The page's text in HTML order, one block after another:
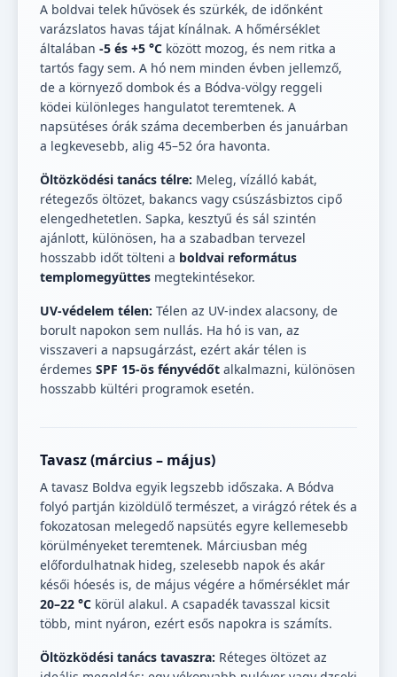
A boldvai telek hűvösek és szürkék, de időnként
varázslatos havas tájat kínálnak. A hőmérséklet
általában -5 és +5 °C között mozog, és nem ritka a
tartós fagy sem. A hó nem minden évben jellemző,
de a környező dombok és a Bódva-völgy reggeli
ködei különleges hangulatot teremtenek. A
napsütéses órák száma decemberben és januárban
a legkevesebb, alig 45–52 óra havonta.
Öltözködési tanács télre: Meleg, vízálló kabát,
rétegezős öltözet, bakancs vagy csúszásbiztos cipő
elengedhetetlen. Sapka, kesztyű és sál szintén
ajánlott, különösen, ha a szabadban tervezel
hosszabb időt tölteni a boldvai református
templomegyüttes megtekintésekor.
UV-védelem télen: Télen az UV-index alacsony, de
borult napokon sem nullás. Ha hó is van, az
visszaveri a napsugárzást, ezért akár télen is
érdemes SPF 15-ös fényvédőt alkalmazni, különösen
hosszabb kültéri programok esetén.
Tavasz (március – május)
A tavasz Boldva egyik legszebb időszaka. A Bódva
folyó partján kizöldülő természet, a virágzó rétek és a
fokozatosan melegedő napsütés egyre kellemesebb
körülményeket teremtenek. Márciusban még
előfordulhatnak hideg, szelesebb napok és akár
késői hóesés is, de május végére a hőmérséklet már
20–22 °C körül alakul. A csapadék tavasszal kicsit
több, mint nyáron, ezért esős napokra is számíts.
Öltözködési tanács tavaszra: Réteges öltözet az